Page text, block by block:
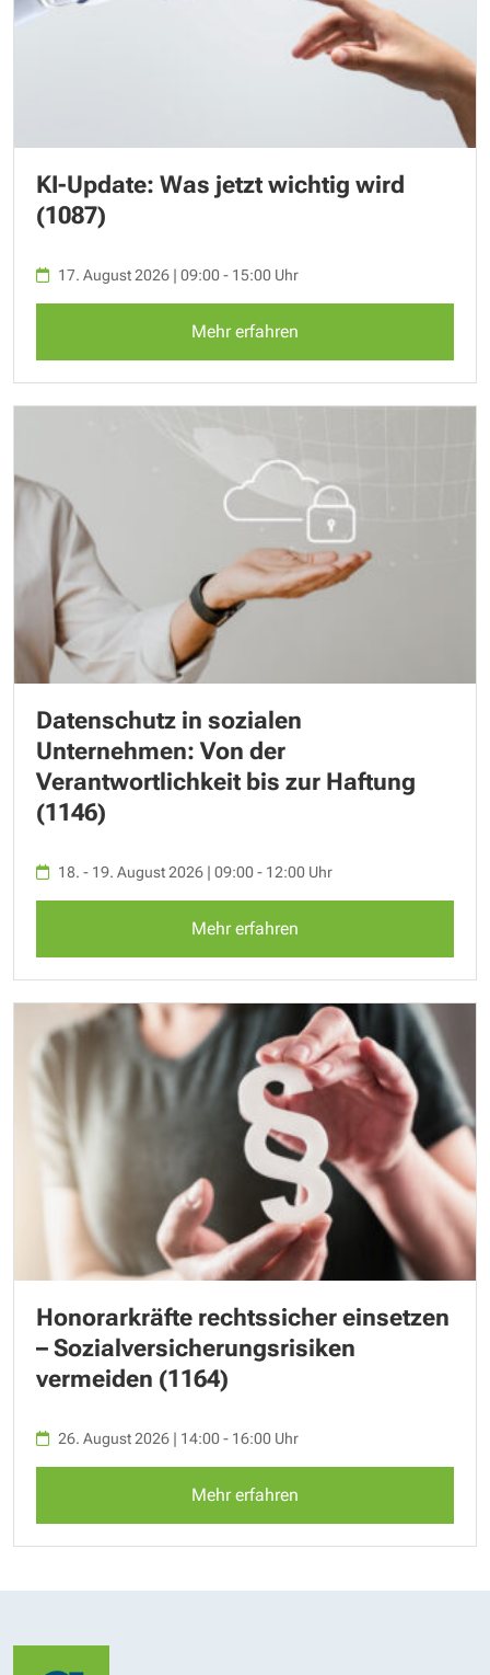
KI-Update: Was jetzt wichtig wird
(1087)
17. August 2026 | 09:00 - 15:00 Uhr
Mehr erfahren
Datenschutz in sozialen
Unternehmen: Von der
Verantwortlichkeit bis zur Haftung
(1146)
18. - 19. August 2026 | 09:00 - 12:00 Uhr
Mehr erfahren
Honorarkräfte rechtssicher einsetzen
– Sozialversicherungsrisiken
vermeiden (1164)
26. August 2026 | 14:00 - 16:00 Uhr
Mehr erfahren